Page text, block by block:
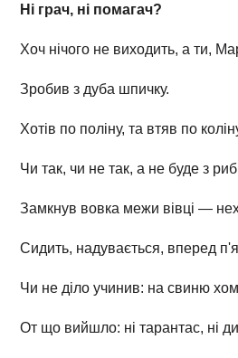
Ні грач, ні помагач?
Хоч нічого не виходить, а ти,
Зробив з дуба шпичку.
Хотів по поліну, та втяв по
Чи так, чи не так, а не буде з
Замкнув вовка межи вівці —
Сидить, надувається, вперед
Чи не діло учинив: на свиню
От що вийшло: ні тарантас, ні